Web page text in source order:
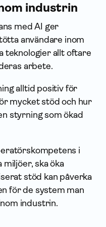
industrin
med AI ger
användare inom
teknologier allt oftare
arbete.
alltid positiv för
mycket stöd och hur
styrning som ökad
i
ska öka
stöd kan påverka
för de system man
industrin.